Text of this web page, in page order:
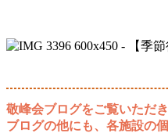
敬峰会ブログをご覧いただ
ブログの他にも、各施設の